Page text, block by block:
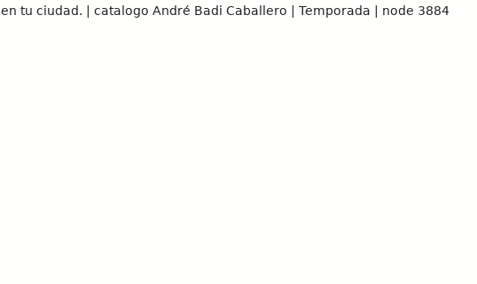
en tu ciudad. | catalogo André Badi Caballero | Temporada | node 3884